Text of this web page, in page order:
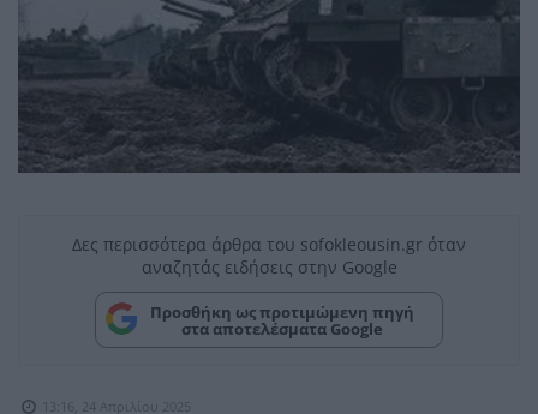
Δες περισσότερα άρθρα του sofokleousin.gr όταν
αναζητάς ειδήσεις στην Google
Προσθήκη ως προτιμώμενη πηγή
στα αποτελέσματα Google
13:16, 24 Απριλίου 2025